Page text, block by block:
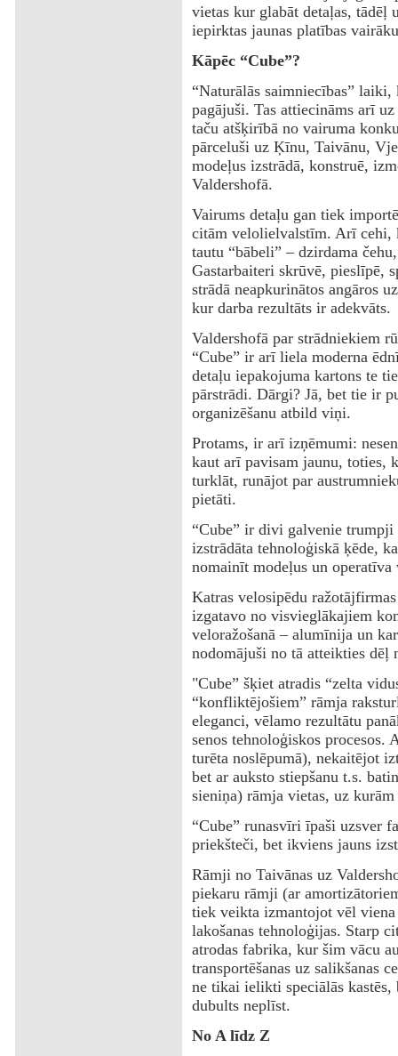
vietas kur glabāt detaļas, tādēļ
iepirktas jaunas platības
Kāpēc “Cube”?
“Naturālās saimniecības”
pagājuši. Tas attiecināms arī
taču atšķirībā no vairuma
pārceluši uz Ķīnu, Taivānu,
modeļus izstrādā, konstruē,
Valdershofā.
Vairums detaļu gan tiek
citām velolielvalstīm. Arī cehi,
tautu “bābeli” – dzirdama
Gastarbaiteri skrūvē, pieslīpē,
strādā neapkurinātos angāros
kur darba rezultāts ir adekvāts.
Valdershofā par strādniekiem
“Cube” ir arī liela moderna
detaļu iepakojuma kartons te
pārstrādi. Dārgi? Jā, bet tie ir
organizēšanu atbild viņi.
Protams, ir arī izņēmumi:
kaut arī pavisam jaunu, toties,
turklāt, runājot par
pietāti.
“Cube” ir divi galvenie
izstrādāta tehnoloģiskā ķēde,
nomainīt modeļus un
Katras velosipēdu
izgatavo no visvieglākajiem
veloražošanā – alumīnija un
nodomājuši no tā atteikties dēļ
"Cube” šķiet atradis “zelta
“konfliktējošiem” rāmja
eleganci, vēlamo rezultātu
senos tehnoloģiskos
turēta noslēpumā), nekaitējot
bet ar auksto stiepšanu t.s.
sieniņa) rāmja vietas, uz
“Cube” runasvīri īpaši uzsver
priekšteči, bet ikviens jauns
Rāmji no Taivānas uz
piekaru rāmji (ar
tiek veikta izmantojot vēl
lakošanas tehnoloģijas. Starp
atrodas fabrika, kur šim vācu
transportēšanas uz salikšanas
ne tikai ielikti speciālās
dubults neplīst.
No A līdz Z